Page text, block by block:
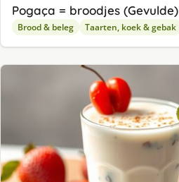
Pogaça = broodjes (Gevulde)
Brood & beleg Taarten, koek & gebak